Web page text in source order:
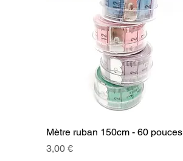
Mètre ruban 150cm - 60 pouces
Prix
3,00 €